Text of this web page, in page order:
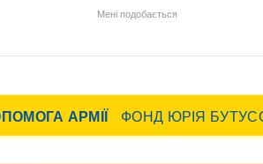
Мені подобається